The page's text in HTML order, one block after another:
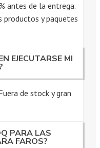
antes de la entrega.
y paquetes
EJECUTARSE MI
de stock y gran
PARA LAS
FAROS?